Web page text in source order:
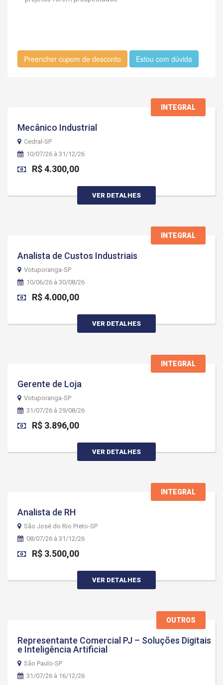
Preencher cupom de desconto Estou com dúvida
INTEGRAL
Mecânico Industrial
Cedral-SP
10/07/26 à 31/12/26
R$ 4.300,00
VER DETALHES
INTEGRAL
Analista de Custos Industriais
Votuporanga-SP
10/06/26 à 30/08/26
R$ 4.000,00
VER DETALHES
INTEGRAL
Gerente de Loja
Votuporanga-SP
31/07/26 à 29/08/26
R$ 3.896,00
VER DETALHES
INTEGRAL
Analista de RH
São José do Rio Preto-SP
08/07/26 à 31/12/26
R$ 3.500,00
VER DETALHES
OUTROS
Representante Comercial PJ – Soluções Digitais
e Inteligência Artificial
São Paulo-SP
31/07/26 à 16/12/26